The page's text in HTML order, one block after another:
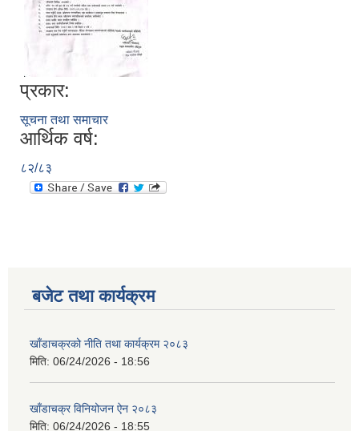
प्रकार:
सूचना तथा समाचार
आर्थिक वर्ष:
८२/८३
बजेट तथा कार्यक्रम
खाँडाचक्रको नीति तथा कार्यक्रम २०८३
मिति: 06/24/2026 - 18:56
खाँडाचक्र विनियोजन ऐन २०८३
मिति: 06/24/2026 - 18:55